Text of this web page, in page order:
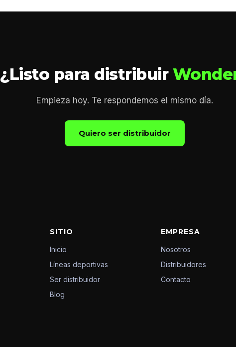
¿Listo para distribuir
Empieza hoy. Te respondemos el mismo día.
Quiero ser distribuidor
SITIO
Inicio
Líneas deportivas
Ser distribuidor
Blog
EMPRESA
Nosotros
Distribuidores
Contacto